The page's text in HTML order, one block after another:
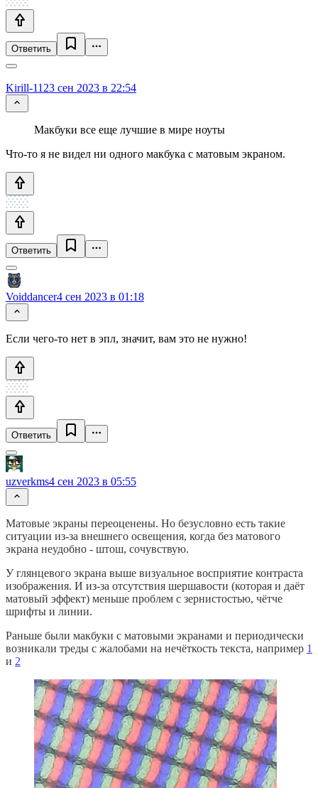
Ответить
Kirill-1123 сен 2023 в 22:54
Макбуки все еще лучшие в мире ноуты
Что-то я не видел ни одного макбука с матовым экраном.
Ответить
Voiddancer4 сен 2023 в 01:18
Если чего-то нет в эпл, значит, вам это не нужно!
Ответить
uzverkms4 сен 2023 в 05:55
Матовые экраны переоценены. Но безусловно есть такие
ситуации из-за внешнего освещения, когда без матового
экрана неудобно - штош, сочувствую.
У глянцевого экрана выше визуальное восприятие контраста
изображения. И из-за отсутствия шершавости (которая и даёт
матовый эффект) меньше проблем с зернистостью, чётче
шрифты и линии.
Раньше были макбуки с матовыми экранами и периодически
возникали треды с жалобами на нечёткость текста, например 1
и 2